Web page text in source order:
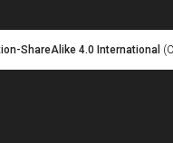
ShareAlike 4.0 International